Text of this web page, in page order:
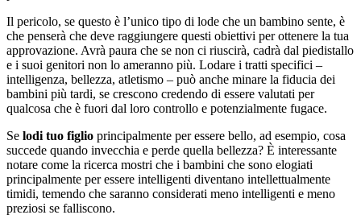
Il pericolo, se questo è l’unico tipo di lode che un bambino sente, è
che penserà che deve raggiungere questi obiettivi per ottenere la tua
approvazione. Avrà paura che se non ci riuscirà, cadrà dal piedistallo
e i suoi genitori non lo ameranno più. Lodare i tratti specifici –
intelligenza, bellezza, atletismo – può anche minare la fiducia dei
bambini più tardi, se crescono credendo di essere valutati per
qualcosa che è fuori dal loro controllo e potenzialmente fugace.
Se lodi tuo figlio principalmente per essere bello, ad esempio, cosa
succede quando invecchia e perde quella bellezza? È interessante
notare come la ricerca mostri che i bambini che sono elogiati
principalmente per essere intelligenti diventano intellettualmente
timidi, temendo che saranno considerati meno intelligenti e meno
preziosi se falliscono.